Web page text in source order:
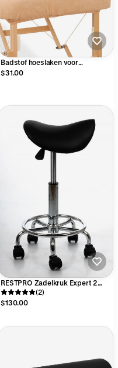
Badstof hoeslaken voor
$31.00
RESTPRO Zadelkruk Expert 2
Zwart
(2)
$130.00